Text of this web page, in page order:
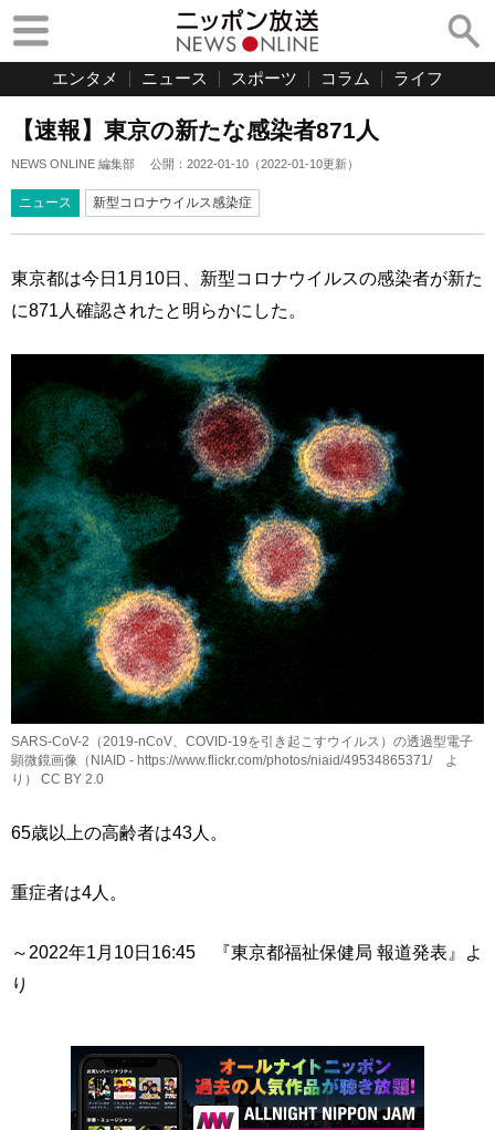
エンタメ ニュース スポーツ コラム ライフ
【速報】東京の新たな感染者871人
NEWS ONLINE 編集部 公開： 2022-01-10 （2022-01-10更新）
ニュース 新型コロナウイルス感染症
東京都は今日1月10日、新型コロナウイルスの感染者が新た
に871人確認されたと明らかにした。
SARS-CoV-2（2019-nCoV、COVID-19を引き起こすウイルス）の透過型電子
顕微鏡画像（NIAID - https://www.flickr.com/photos/niaid/49534865371/ よ
り） CC BY 2.0
65歳以上の高齢者は43人。
重症者は4人。
～2022年1月10日16:45 『東京都福祉保健局 報道発表』よ
り